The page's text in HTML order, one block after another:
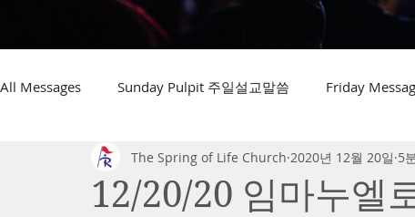
All Messages Sunday Pulpit 주일설교말씀 Friday
12/20/20 임마누엘
The Spring of Life Church 2020년 12월 20일 5